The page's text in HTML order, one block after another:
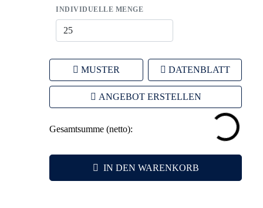
INDIVIDUELLE MENGE
MUSTER DATENBLATT
ANGEBOT ERSTELLEN
Gesamtsumme (netto):
IN DEN WARENKORB